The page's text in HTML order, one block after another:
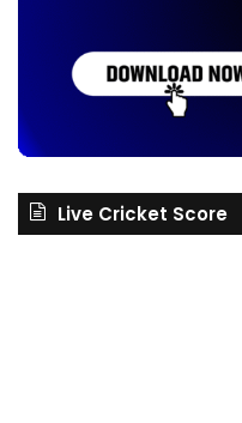
Live Cricket Score